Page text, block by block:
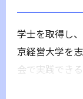
学士を取得し
京経営大学を
会で実践でき